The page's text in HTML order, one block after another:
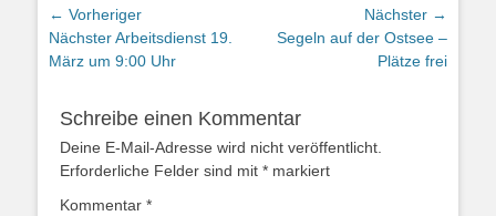
Beitragsnavigation
← Vorheriger
Vorheriger
Beitrag:
Nächster Arbeitsdienst 19.
März um 9:00 Uhr
Nächster →
Nächster
Segeln auf der Ostsee –
Plätze frei
Schreibe einen Kommentar
Deine E-Mail-Adresse wird nicht veröffentlicht.
Erforderliche Felder sind mit * markiert
Kommentar *